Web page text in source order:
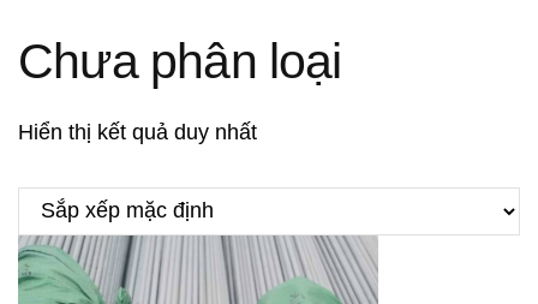
Chưa phân loại
Hiển thị kết quả duy nhất